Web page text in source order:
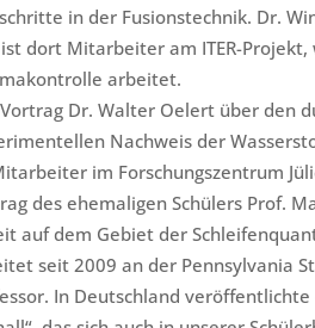
in der Fusionstechnik. Dr.
dort Mitarbeiter am ITER-
arbeitet.
Dr. Walter Oelert über den
Nachweis der
im Forschungszentrum
des ehemaligen Schülers Prof.
auf dem Gebiet der
seit 2009 an der Pennsylvania
In Deutschland veröffentlichte